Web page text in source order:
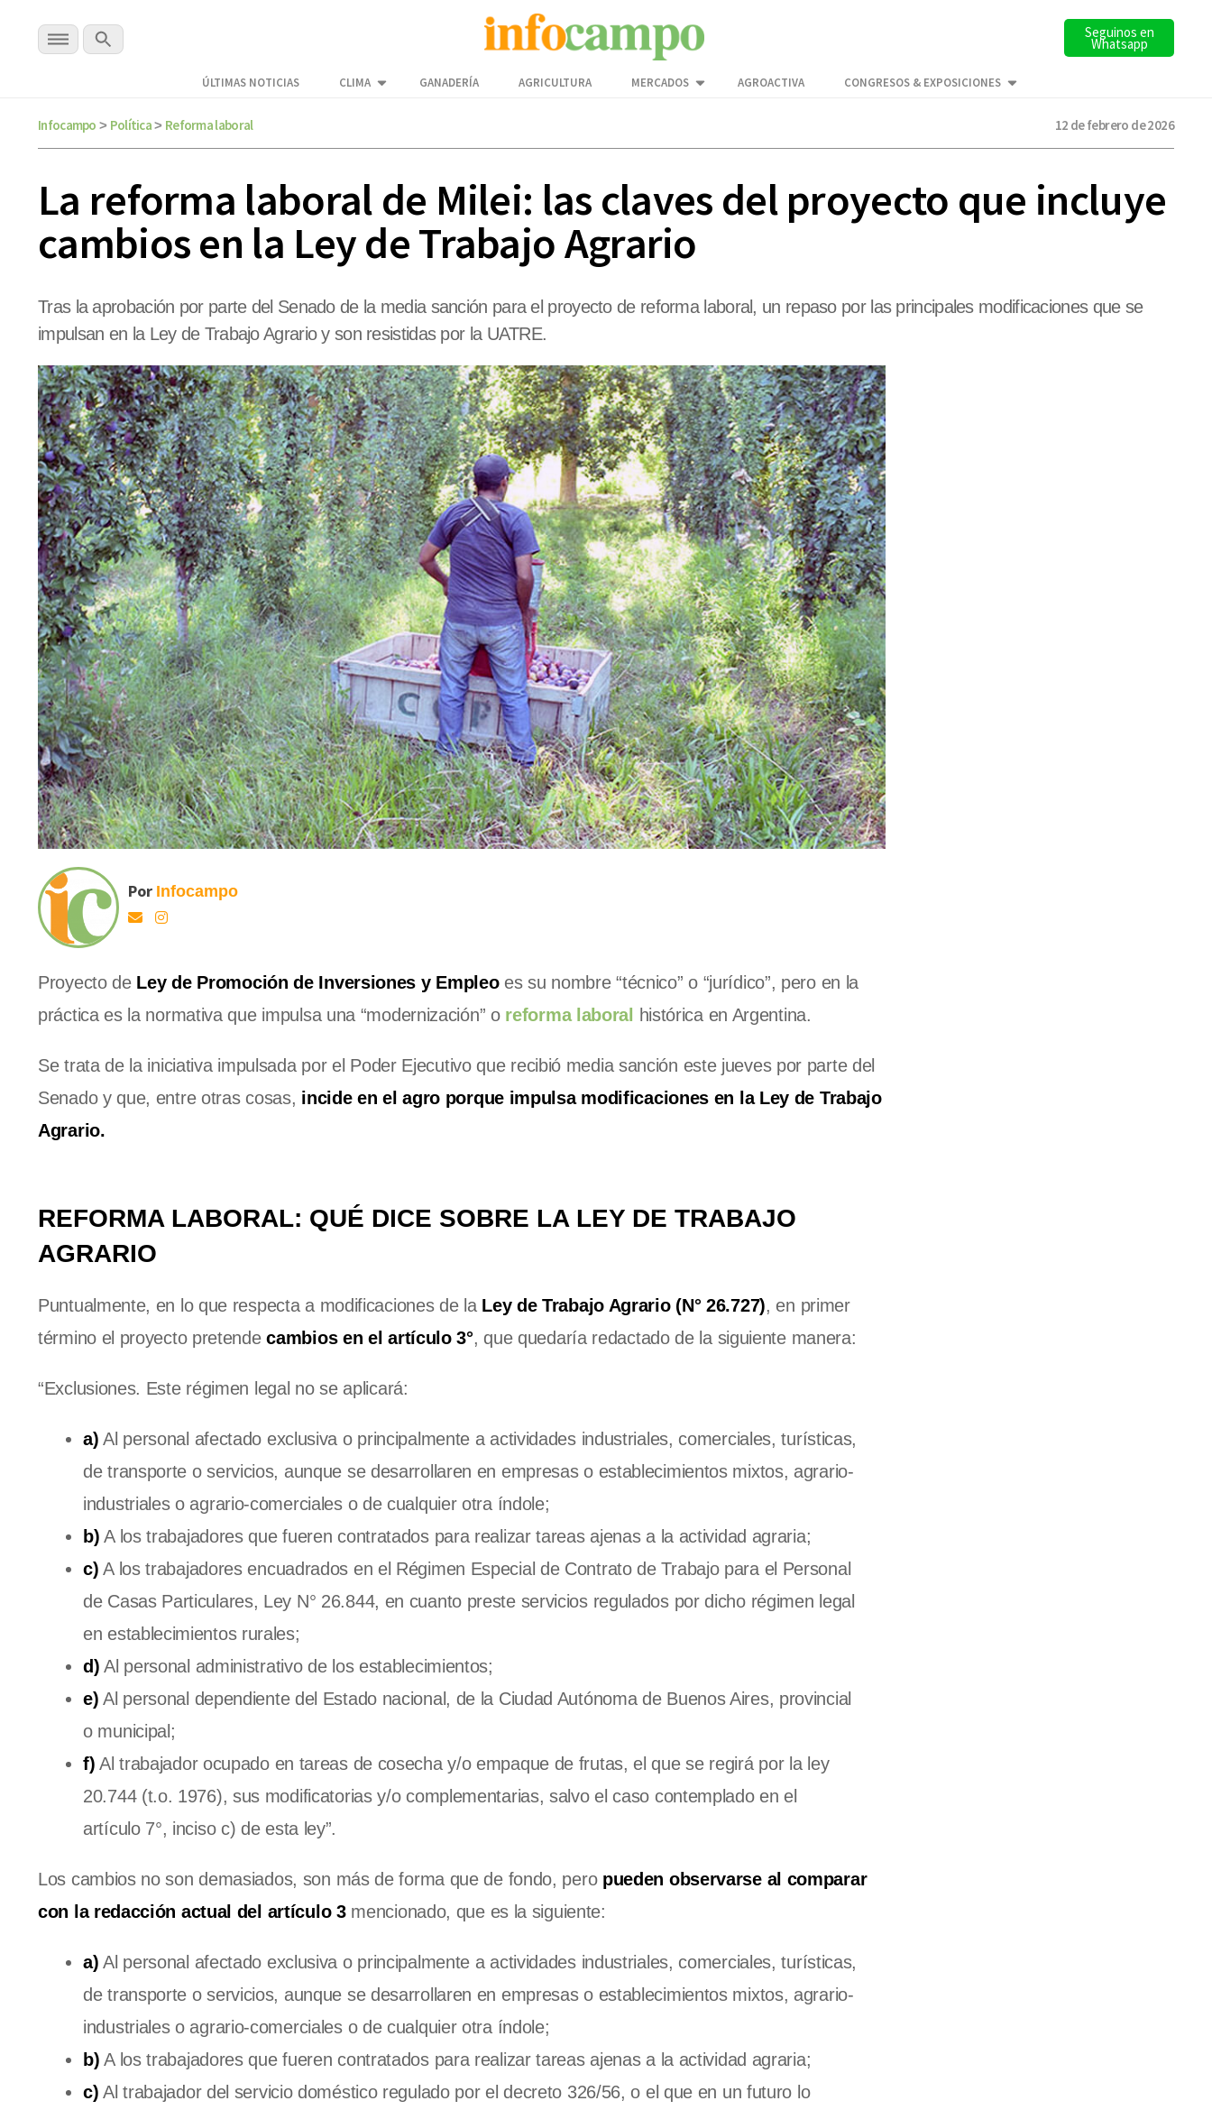
Seguinos en
Whatsapp
ÚLTIMAS NOTICIAS CLIMA GANADERÍA AGRICULTURA MERCADOS AGROACTIVA CONGRESOS & EXPOSICIONES
Infocampo > Política> Reforma laboral 12 de febrero de 2026
La reforma laboral de Milei: las claves del proyecto que incluye
cambios en la Ley de Trabajo Agrario
Tras la aprobación por parte del Senado de la media sanción para el proyecto de reforma laboral, un repaso por las principales modificaciones que se
impulsan en la Ley de Trabajo Agrario y son resistidas por la UATRE.
Por Infocampo
Proyecto de Ley de Promoción de Inversiones y Empleoes su nombre “técnico” o “jurídico”, pero en la
práctica es la normativa que impulsa una “modernización” o reforma laboral histórica en Argentina.
Se trata de la iniciativa impulsada por el Poder Ejecutivo que recibió media sanción este jueves por parte del
Senado y que, entre otras cosas, incide en el agro porque impulsa modificaciones en la Ley de Trabajo
Agrario.
REFORMA LABORAL: QUÉ DICE SOBRE LA LEY DE TRABAJO
AGRARIO
Puntualmente, en lo que respecta a modificaciones de laLey de Trabajo Agrario (N° 26.727), en primer
término el proyecto pretendecambios en el artículo 3°, que quedaría redactado de la siguiente manera:
“Exclusiones. Este régimen legal no se aplicará:
a) Al personal afectado exclusiva o principalmente a actividades industriales, comerciales, turísticas,
de transporte o servicios, aunque se desarrollaren en empresas o establecimientos mixtos, agrario-
industriales o agrario-comerciales o de cualquier otra índole;
b) A los trabajadores que fueren contratados para realizar tareas ajenas a la actividad agraria;
c) A los trabajadores encuadrados en el Régimen Especial de Contrato de Trabajo para el Personal
de Casas Particulares, Ley N° 26.844, en cuanto preste servicios regulados por dicho régimen legal
en establecimientos rurales;
d) Al personal administrativo de los establecimientos;
e) Al personal dependiente del Estado nacional, de la Ciudad Autónoma de Buenos Aires, provincial
o municipal;
f) Al trabajador ocupado en tareas de cosecha y/o empaque de frutas, el que se regirá por la ley
20.744 (t.o. 1976), sus modificatorias y/o complementarias, salvo el caso contemplado en el
artículo 7°, inciso c) de esta ley”.
Los cambios no son demasiados, son más de forma que de fondo, pero pueden observarse al comparar
con la redacción actual del artículo 3mencionado, que es la siguiente:
a) Al personal afectado exclusiva o principalmente a actividades industriales, comerciales, turísticas,
de transporte o servicios, aunque se desarrollaren en empresas o establecimientos mixtos, agrario-
industriales o agrario-comerciales o de cualquier otra índole;
b) A los trabajadores que fueren contratados para realizar tareas ajenas a la actividad agraria;
c) Al trabajador del servicio doméstico regulado por el decreto 326/56, o el que en un futuro lo